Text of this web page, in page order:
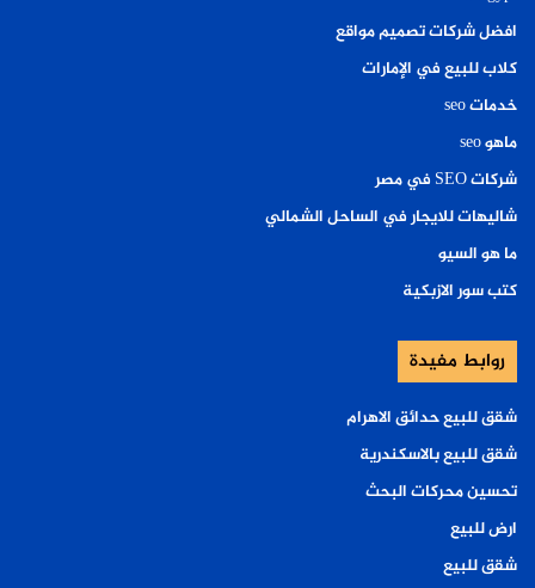
افضل شركات تصميم مواقع
كلاب للبيع في الإمارات
خدمات seo
ماهو seo
شركات SEO في مصر
شاليهات للايجار في الساحل الشمالي
ما هو السيو
كتب سور الازبكية
روابط مفيدة
شقق للبيع حدائق الاهرام
شقق للبيع بالاسكندرية
تحسين محركات البحث
ارض للبيع
شقق للبيع